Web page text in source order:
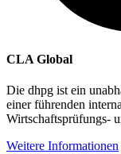
CLA Global
Die dhpg ist ein
einer führenden
Wirtschaftsprüfungs-
Weitere Informationen